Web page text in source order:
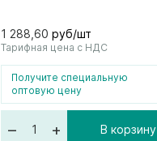
1 288,60 руб/шт
Тарифная цена с НДС
Получите специальную
оптовую цену
– + В корзину